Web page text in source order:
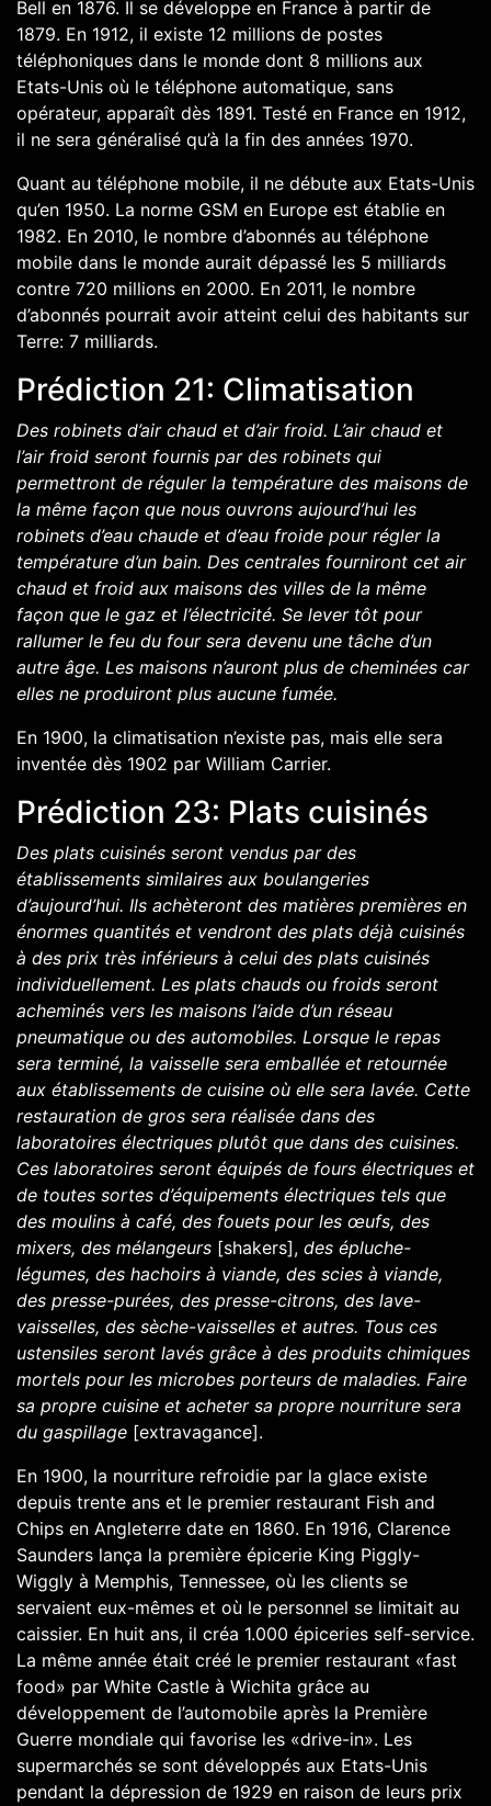
Bell en 1876. Il se développe en France à partir de
1879. En 1912, il existe 12 millions de postes
téléphoniques dans le monde dont 8 millions aux
Etats-Unis où le téléphone automatique, sans
opérateur, apparaît dès 1891. Testé en France en 1912,
il ne sera généralisé qu’à la fin des années 1970.
Quant au téléphone mobile, il ne débute aux Etats-Unis
qu’en 1950. La norme GSM en Europe est établie en
1982. En 2010, le nombre d’abonnés au téléphone
mobile dans le monde aurait dépassé les 5 milliards
contre 720 millions en 2000. En 2011, le nombre
d’abonnés pourrait avoir atteint celui des habitants sur
Terre: 7 milliards.
Prédiction 21: Climatisation
Des robinets d’air chaud et d’air froid. L’air chaud et
l’air froid seront fournis par des robinets qui
permettront de réguler la température des maisons de
la même façon que nous ouvrons aujourd’hui les
robinets d’eau chaude et d’eau froide pour régler la
température d’un bain. Des centrales fourniront cet air
chaud et froid aux maisons des villes de la même
façon que le gaz et l’électricité. Se lever tôt pour
rallumer le feu du four sera devenu une tâche d’un
autre âge. Les maisons n’auront plus de cheminées car
elles ne produiront plus aucune fumée.
En 1900, la climatisation n’existe pas, mais elle sera
inventée dès 1902 par William Carrier.
Prédiction 23: Plats cuisinés
Des plats cuisinés seront vendus par des
établissements similaires aux boulangeries
d’aujourd’hui. Ils achèteront des matières premières en
énormes quantités et vendront des plats déjà cuisinés
à des prix très inférieurs à celui des plats cuisinés
individuellement. Les plats chauds ou froids seront
acheminés vers les maisons l’aide d’un réseau
pneumatique ou des automobiles. Lorsque le repas
sera terminé, la vaisselle sera emballée et retournée
aux établissements de cuisine où elle sera lavée. Cette
restauration de gros sera réalisée dans des
laboratoires électriques plutôt que dans des cuisines.
Ces laboratoires seront équipés de fours électriques et
de toutes sortes d’équipements électriques tels que
des moulins à café, des fouets pour les œufs, des
mixers, des mélangeurs [shakers], des épluche-
légumes, des hachoirs à viande, des scies à viande,
des presse-purées, des presse-citrons, des lave-
vaisselles, des sèche-vaisselles et autres. Tous ces
ustensiles seront lavés grâce à des produits chimiques
mortels pour les microbes porteurs de maladies. Faire
sa propre cuisine et acheter sa propre nourriture sera
du gaspillage [extravagance].
En 1900, la nourriture refroidie par la glace existe
depuis trente ans et le premier restaurant Fish and
Chips en Angleterre date en 1860. En 1916, Clarence
Saunders lança la première épicerie King Piggly-
Wiggly à Memphis, Tennessee, où les clients se
servaient eux-mêmes et où le personnel se limitait au
caissier. En huit ans, il créa 1.000 épiceries self-service.
La même année était créé le premier restaurant «fast
food» par White Castle à Wichita grâce au
développement de l’automobile après la Première
Guerre mondiale qui favorise les «drive-in». Les
supermarchés se sont développés aux Etats-Unis
pendant la dépression de 1929 en raison de leurs prix